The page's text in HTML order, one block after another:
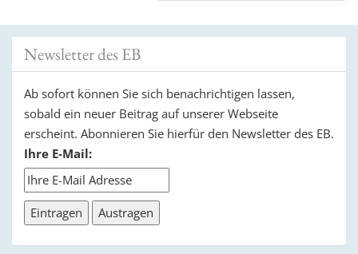
Newsletter des EB
Ab sofort können Sie sich benachrichtigen lassen,
sobald ein neuer Beitrag auf unserer Webseite
erscheint. Abonnieren Sie hierfür den Newsletter des EB.
Ihre E-Mail: